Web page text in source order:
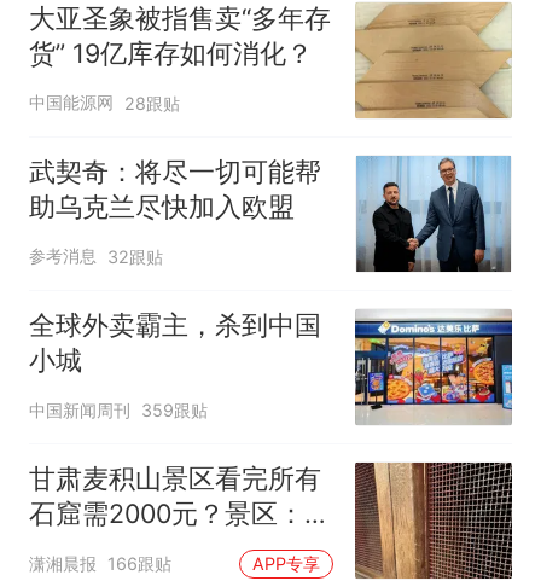
大亚圣象被指售卖“多年存
货” 19亿库存如何消化？
中国能源网 28跟贴
武契奇：将尽一切可能帮
助乌克兰尽快加入欧盟
参考消息 32跟贴
全球外卖霸主，杀到中国
小城
中国新闻周刊 359跟贴
甘肃麦积山景区看完所有
石窟需2000元？景区：部
分石窟受特别保护，游客
潇湘晨报 166跟贴 APP专享